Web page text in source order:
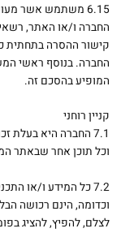
6.15 משתמש אשר
החברה ו/או האתר,
קישור ההסרה בתחתית
החברה. בנוסף ראשי
המופיע בהסכם זה.
קניין רוחני
7.1 החברה היא בעלת
וכל תוכן אחר שבאתר
7.2 כל המידע ו/או
וכדומה, הינם רכושה
לצלם, להפיץ, להציג